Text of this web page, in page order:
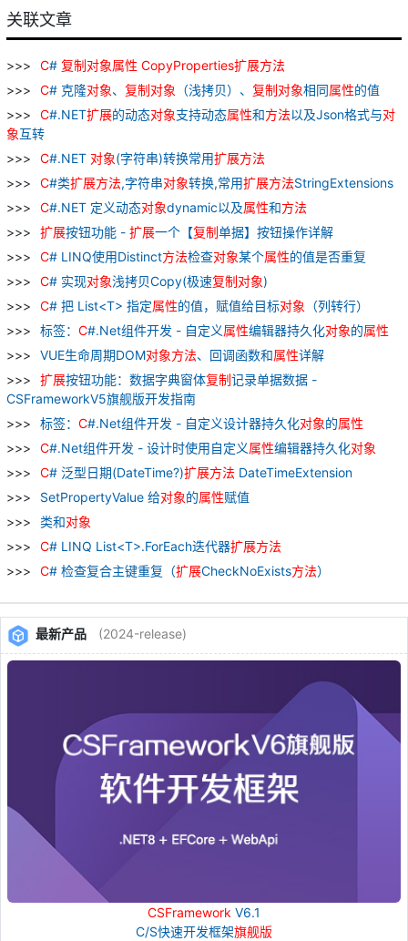
关联文章
C# 复制对象属性 CopyProperties扩展方法
C# 克隆对象、 复制对象 （浅拷贝）、 复制对象相同属性的值
C#.NET扩展的动态对象支持动态属性和方法以及Json格式与对
象互转
C#.NET 对象(字符串)转换常用扩展方法
C#类扩展方法,字符串对象转换,常用扩展方法StringExtensions
C#.NET 定义动态对象dynamic以及属性和方法
扩展按钮功能 - 扩展一个【复制单据】按钮操作详解
C# LINQ使用Distinct方法检查对象某个属性的值是否重复
C# 实现对象浅拷贝Copy(极速复制对象)
C# 把 List<T> 指定属性的值，赋值给目标对象
（列转行）
标签： C#.Net组件开发 - 自定义属性编辑器持久化对象的属性
VUE生命周期DOM对象方法、回调函数和属性详解
扩展按钮功能：数据字典窗体复制记录单据数据 -
CSFrameworkV5旗舰版开发指南
标签： C#.Net组件开发 - 自定义设计器持久化对象的属性
C#.Net组件开发 - 设计时使用自定义属性编辑器持久化对象
C# 泛型日期(DateTime?)扩展方法 DateTimeExtension
SetPropertyValue 给对象的属性赋值
类和对象
C# LINQ List<T>.ForEach迭代器扩展方法
C# 检查复合主键重复（扩展CheckNoExists方法）
最新产品 (2024-release)
CSFramework V6.1
C/S快速开发框架旗舰版